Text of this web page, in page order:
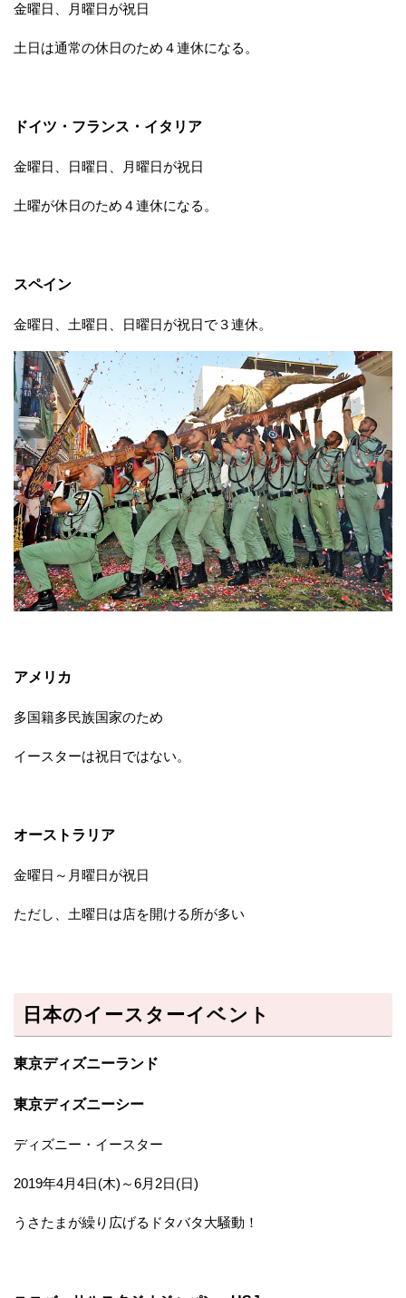
金曜日、月曜日が祝日
土日は通常の休日のため４連休になる。
ドイツ・フランス・イタリア
金曜日、日曜日、月曜日が祝日
土曜が休日のため４連休になる。
スペイン
金曜日、土曜日、日曜日が祝日で３連休。
アメリカ
多国籍多民族国家のため
イースターは祝日ではない。
オーストラリア
金曜日～月曜日が祝日
ただし、土曜日は店を開ける所が多い
日本のイースターイベント
東京ディズニーランド
東京ディズニーシー
ディズニー・イースター
2019年4月4日(木)～6月2日(日)
うさたまが繰り広げるドタバタ大騒動！